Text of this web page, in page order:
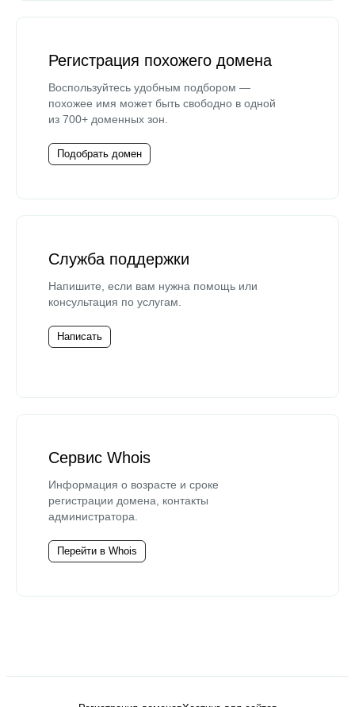
Регистрация похожего домена
Воспользуйтесь удобным подбором —
похожее имя может быть свободно в одной
из 700+ доменных зон.
Подобрать домен
Служба поддержки
Напишите, если вам нужна помощь или
консультация по услугам.
Написать
Сервис Whois
Информация о возрасте и сроке
регистрации домена, контакты
администратора.
Перейти в Whois